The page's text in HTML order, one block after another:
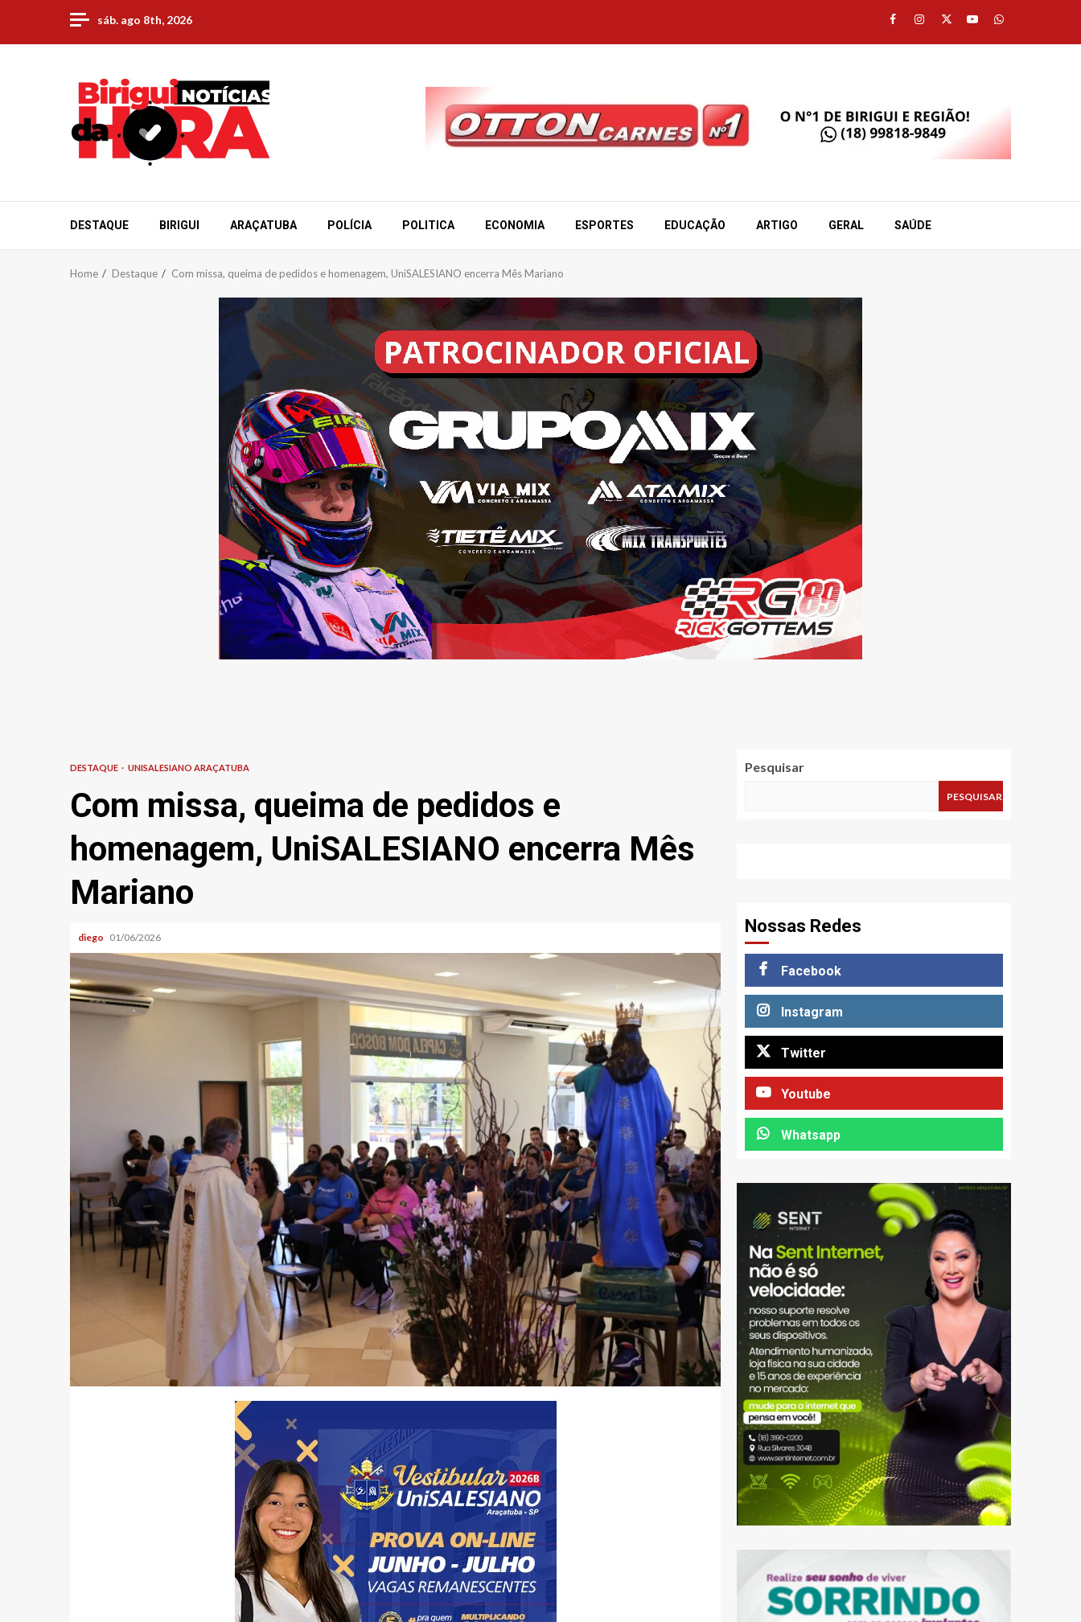
content
sáb. ago 8th, 2026 Facebook
Instagram
TwitterYoutubeWhatsapp
DESTAQUE BIRIGUI ARAÇATUBA POLÍCIA POLITICA ECONOMIA ESPORTES EDUCAÇÃO ARTIGO GERAL SAÚDE
Home Destaque Com missa, queima de pedidos e homenagem, UniSALESIANO encerra Mês Mariano
DESTAQUE UNISALESIANO ARAÇATUBA
Com missa, queima de pedidos e
homenagem, UniSALESIANO encerra Mês
Mariano
diego 01/06/2026
Pesquisar
PESQUISAR
Nossas Redes
Facebook
Instagram
Twitter
Youtube
Whatsapp